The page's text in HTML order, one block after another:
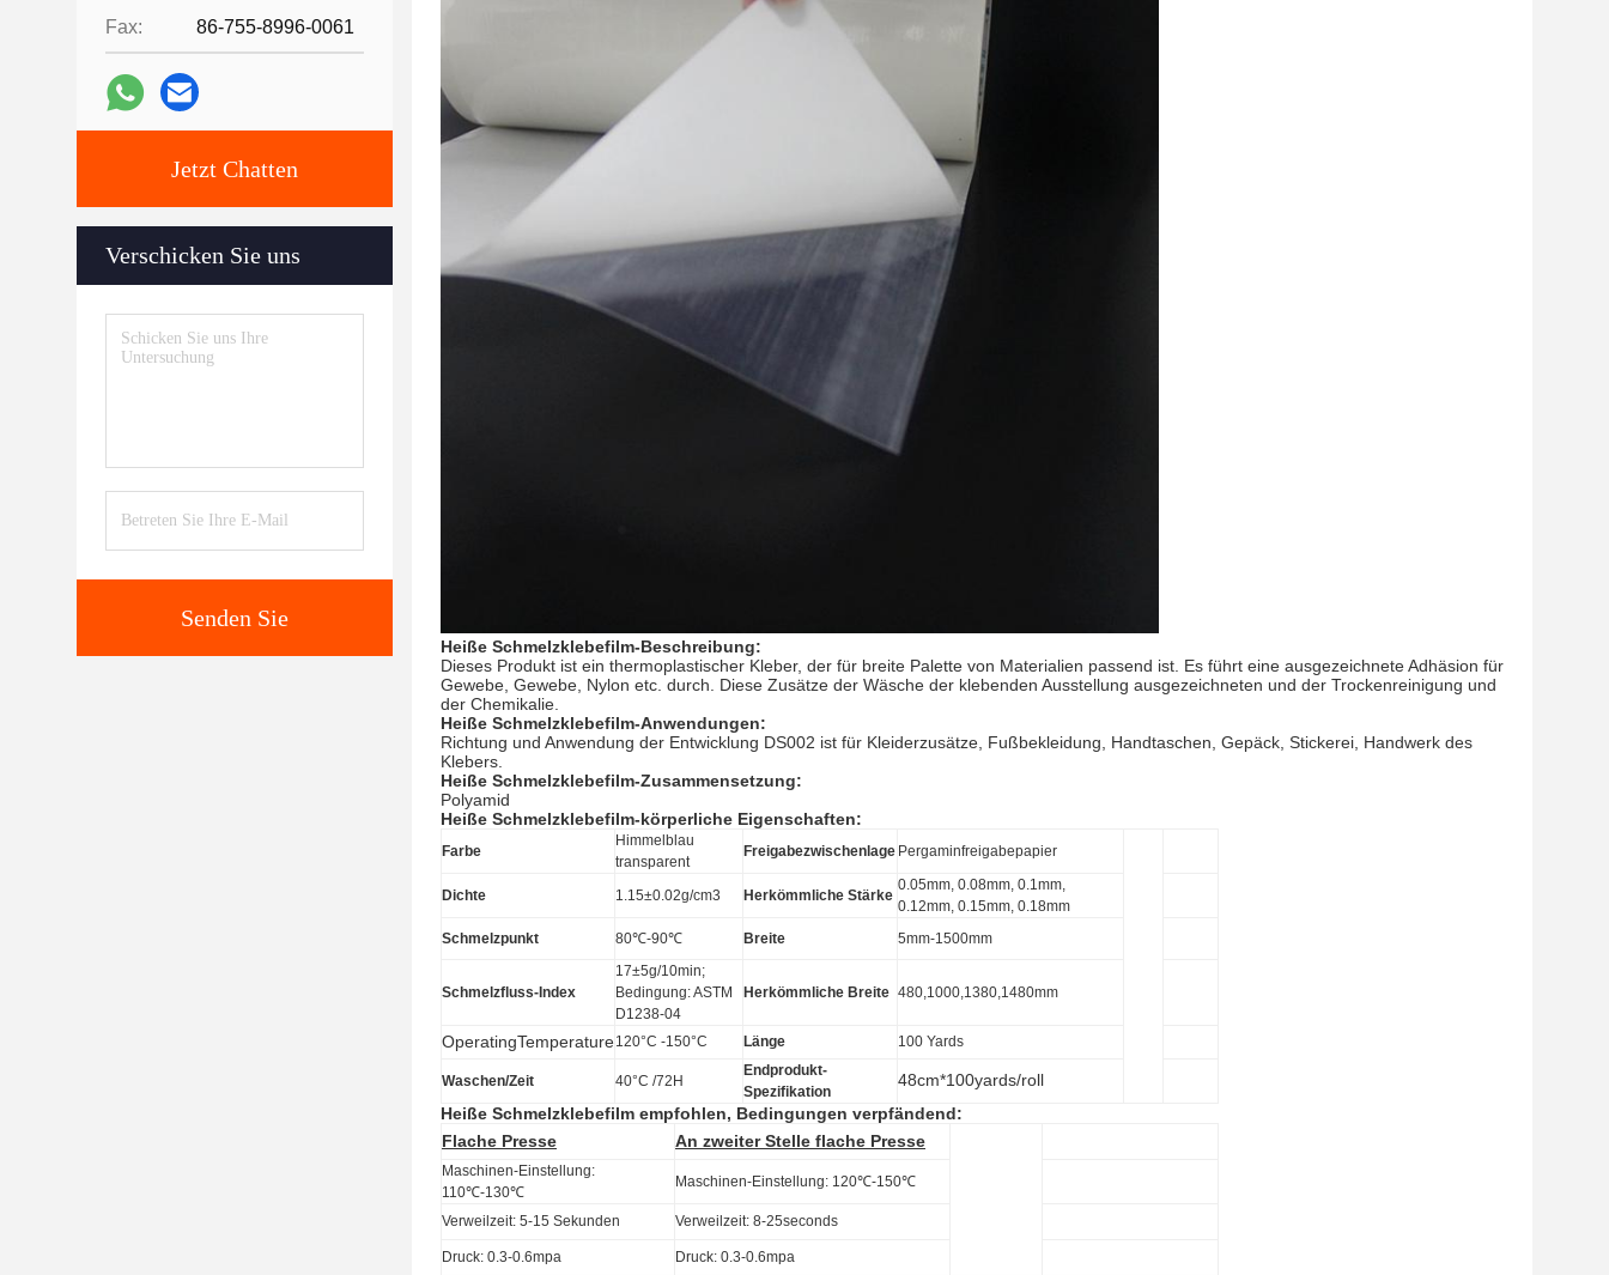
Fax: 86-755-8996-0061
Jetzt Chatten
Verschicken Sie uns
Senden Sie
Heiße Schmelzklebefilm-Beschreibung:
Dieses Produkt ist ein thermoplastischer Kleber, der für breite Palette von Materialien passend ist. Es führt eine ausgezeichnete Adhäsion für
Gewebe, Gewebe, Nylon etc. durch. Diese Zusätze der Wäsche der klebenden Ausstellung ausgezeichneten und der Trockenreinigung und
der Chemikalie.
Heiße Schmelzklebefilm-Anwendungen:
Richtung und Anwendung der Entwicklung DS002 ist für Kleiderzusätze, Fußbekleidung, Handtaschen, Gepäck, Stickerei, Handwerk des
Klebers.
Heiße Schmelzklebefilm-Zusammensetzung:
Polyamid
Heiße Schmelzklebefilm-körperliche Eigenschaften:
Farbe
Himmelblau
transparent
Freigabezwischenlage Pergaminfreigabepapier
Dichte 1.15±0.02g/cm3 Herkömmliche Stärke
0.05mm, 0.08mm, 0.1mm,
0.12mm, 0.15mm, 0.18mm
Schmelzpunkt
80℃-90℃ Breite 5mm-1500mm
Schmelzfluss-Index
17±5g/10min;
Bedingung: ASTM
D1238-04
Herkömmliche Breite 480,1000,1380,1480mm
OperatingTemperature120°C -150°C Länge 100 Yards
Waschen/Zeit 40°C /72H
Endprodukt-
Spezifikation
48cm*100yards/roll
Heiße Schmelzklebefilm empfohlen, Bedingungen verpfändend:
Flache Presse
An zweiter Stelle flache Presse
Maschinen-Einstellung:
110℃-130℃
Maschinen-Einstellung: 120℃-150℃
Verweilzeit: 5-15 Sekunden Verweilzeit: 8-25seconds
Druck: 0.3-0.6mpa Druck: 0.3-0.6mpa